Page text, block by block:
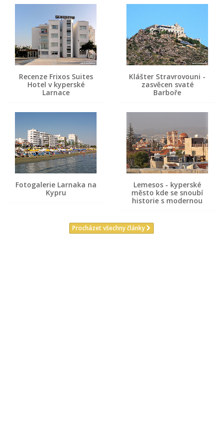
Recenze Frixos Suites
Hotel v kyperské
Larnace
Klášter Stravrovouni -
zasvěcen svaté
Barboře
Fotogalerie Larnaka na
Kypru
Lemesos - kyperské
město kde se snoubí
historie s modernou
Procházet všechny články